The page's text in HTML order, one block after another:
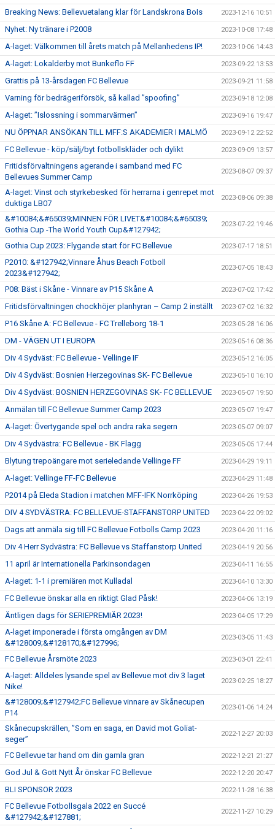
Breaking News: Bellevuetalang klar för Landskrona BoIs 2023-12-16 10:51
Nyhet: Ny tränare i P2008 2023-10-08 17:48
A-laget: Välkommen till årets match på Mellanhedens IP! 2023-10-06 14:43
A-laget: Lokalderby mot Bunkeflo FF 2023-09-22 13:53
Grattis på 13-årsdagen FC Bellevue 2023-09-21 11:58
Varning för bedrägeriförsök, så kallad ”spoofing” 2023-09-18 12:08
A-laget: ”Islossning i sommarvärmen” 2023-09-16 19:47
NU ÖPPNAR ANSÖKAN TILL MFF:S AKADEMIER I MALMÖ 2023-09-12 22:52
FC Bellevue - köp/sälj/byt fotbollskläder och dylikt 2023-09-09 13:57
Fritidsförvaltningens agerande i samband med FC
Bellevues Summer Camp
2023-08-07 09:37
A-laget: Vinst och styrkebesked för herrarna i genrepet mot
duktiga LB07
2023-08-06 09:38
&#10084;&#65039;MINNEN FÖR LIVET&#10084;&#65039;
Gothia Cup -The World Youth Cup&#127942;
2023-07-22 19:46
Gothia Cup 2023: Flygande start för FC Bellevue 2023-07-17 18:51
P2010: &#127942;Vinnare Åhus Beach Fotboll
2023&#127942;
2023-07-05 18:43
P08: Bäst i Skåne - Vinnare av P15 Skåne A 2023-07-02 17:42
Fritidsförvaltningen chockhöjer planhyran – Camp 2 inställt 2023-07-02 16:32
P16 Skåne A: FC Bellevue - FC Trelleborg 18-1 2023-05-28 16:06
DM - VÄGEN UT I EUROPA 2023-05-16 08:36
Div 4 Sydväst: FC Bellevue - Vellinge IF 2023-05-12 16:05
Div 4 Sydväst: Bosnien Herzegovinas SK- FC Bellevue 2023-05-10 16:10
Div 4 Sydväst: BOSNIEN HERZEGOVINAS SK- FC BELLEVUE 2023-05-07 19:50
Anmälan till FC Bellevue Summer Camp 2023 2023-05-07 19:47
A-laget: Övertygande spel och andra raka segern 2023-05-07 09:07
Div 4 Sydvästra: FC Bellevue - BK Flagg 2023-05-05 17:44
Blytung trepoängare mot serieledande Vellinge FF 2023-04-29 19:11
A-laget: Vellinge FF-FC Bellevue 2023-04-29 11:48
P2014 på Eleda Stadion i matchen MFF-IFK Norrköping 2023-04-26 19:53
DIV 4 SYDVÄSTRA: FC BELLEVUE-STAFFANSTORP UNITED 2023-04-22 09:02
Dags att anmäla sig till FC Bellevue Fotbolls Camp 2023 2023-04-20 11:16
Div 4 Herr Sydvästra: FC Bellevue vs Staffanstorp United 2023-04-19 20:56
11 april är Internationella Parkinsondagen 2023-04-11 16:55
A-laget: 1-1 i premiären mot Kulladal 2023-04-10 13:30
FC Bellevue önskar alla en riktigt Glad Påsk! 2023-04-06 13:19
Äntligen dags för SERIEPREMIÄR 2023! 2023-04-05 17:29
A-laget imponerade i första omgången av DM
&#128009;&#128170;&#127996;
2023-03-05 11:43
FC Bellevue Årsmöte 2023 2023-03-01 22:41
A-laget: Alldeles lysande spel av Bellevue mot div 3 laget
Nike!
2023-02-25 18:27
&#128009;&#127942;FC Bellevue vinnare av Skånecupen
P14
2023-01-06 14:24
Skånecupskrällen, ”Som en saga, en David mot Goliat-
seger”
2022-12-27 20:03
FC Bellevue tar hand om din gamla gran 2022-12-21 21:27
God Jul & Gott Nytt År önskar FC Bellevue 2022-12-20 20:47
BLI SPONSOR 2023 2022-11-28 16:38
FC Bellevue Fotbollsgala 2022 en Succé
&#127942;&#127881;
2022-11-27 10:29